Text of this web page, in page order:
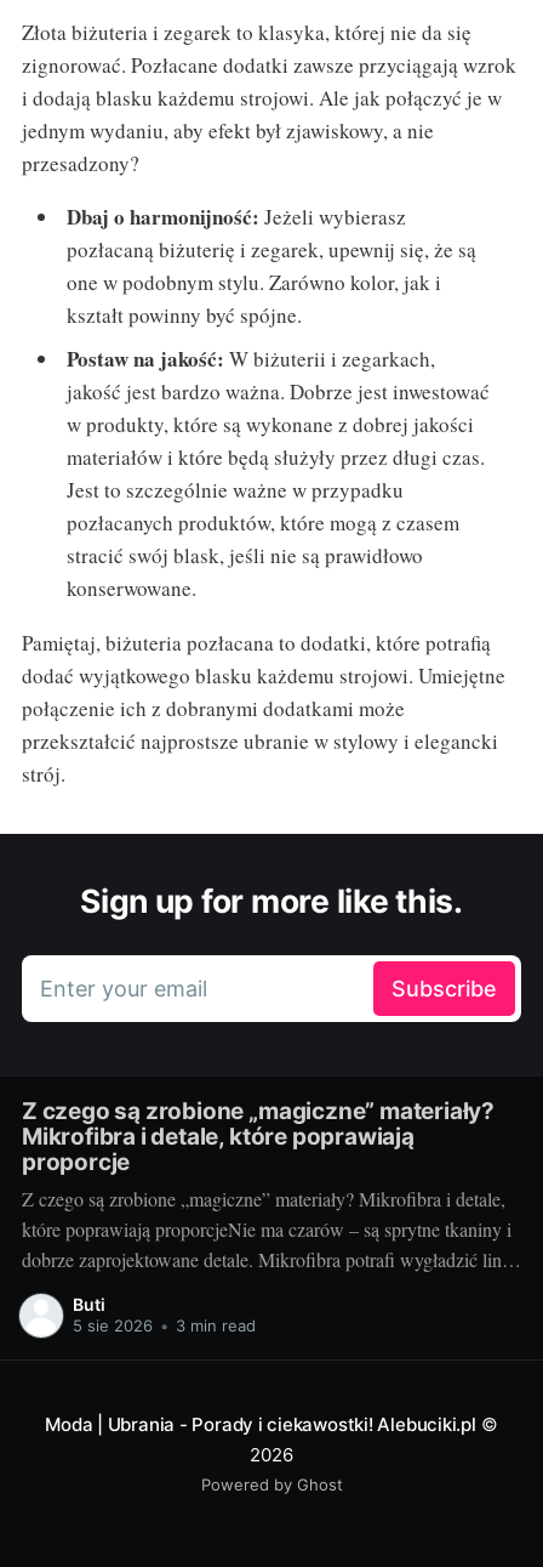
Złota biżuteria i zegarek to klasyka, której nie da się
zignorować. Pozłacane dodatki zawsze przyciągają wzrok
i dodają blasku każdemu strojowi. Ale jak połączyć je w
jednym wydaniu, aby efekt był zjawiskowy, a nie
przesadzony?
Dbaj o harmonijność: Jeżeli wybierasz
pozłacaną biżuterię i zegarek, upewnij się, że są
one w podobnym stylu. Zarówno kolor, jak i
kształt powinny być spójne.
Postaw na jakość: W biżuterii i zegarkach,
jakość jest bardzo ważna. Dobrze jest inwestować
w produkty, które są wykonane z dobrej jakości
materiałów i które będą służyły przez długi czas.
Jest to szczególnie ważne w przypadku
pozłacanych produktów, które mogą z czasem
stracić swój blask, jeśli nie są prawidłowo
konserwowane.
Pamiętaj, biżuteria pozłacana to dodatki, które potrafią
dodać wyjątkowego blasku każdemu strojowi. Umiejętne
połączenie ich z dobranymi dodatkami może
przekształcić najprostsze ubranie w stylowy i elegancki
strój.
Sign up for more like this.
Enter your email Subscribe
Z czego są zrobione „magiczne” materiały?
Mikrofibra i detale, które poprawiają
proporcje
Z czego są zrobione „magiczne” materiały? Mikrofibra i detale,
które poprawiają proporcjeNie ma czarów – są sprytne tkaniny i
dobrze zaprojektowane detale. Mikrofibra potrafi wygładzić linię
ciała, optycznie je wymodelować i dopasować się do ruchu tak,
że czujemy się swobodnie, a wyglądamy „jak po retuszu”. Dziś
Buti
5 sie 2026 • 3 min read
Moda | Ubrania - Porady i ciekawostki! Alebuciki.pl ©
2026
Powered by Ghost